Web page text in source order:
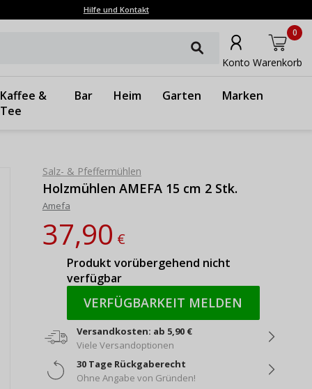
Hilfe und Kontakt
Konto Warenkorb
0
Kaffee &
Tee
Bar Heim Garten Marken
Salz- & Pfeffermühlen
Holzmühlen AMEFA 15 cm 2 Stk.
Amefa
37,90€
Produkt vorübergehend nicht
verfügbar
VERFÜGBARKEIT MELDEN
Versandkosten: ab 5,90 €
Viele Versandoptionen
30 Tage Rückgaberecht
Ohne Angabe von Gründen!